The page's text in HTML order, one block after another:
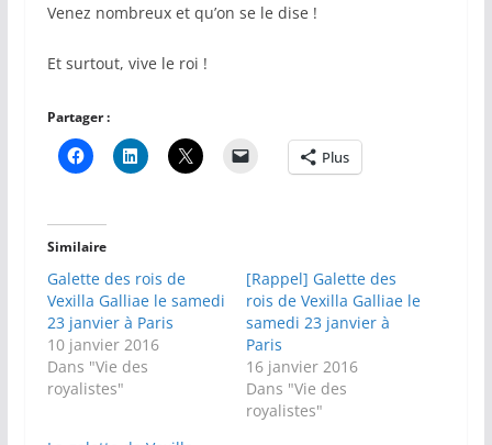
Venez nombreux et qu’on se le dise !
Et surtout, vive le roi !
Partager :
Plus
Similaire
Galette des rois de
Vexilla Galliae le samedi
23 janvier à Paris
10 janvier 2016
Dans "Vie des
royalistes"
[Rappel] Galette des
rois de Vexilla Galliae le
samedi 23 janvier à
Paris
16 janvier 2016
Dans "Vie des
royalistes"